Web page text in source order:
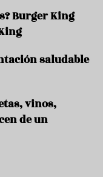
Burger King
saludable
vinos,
de un